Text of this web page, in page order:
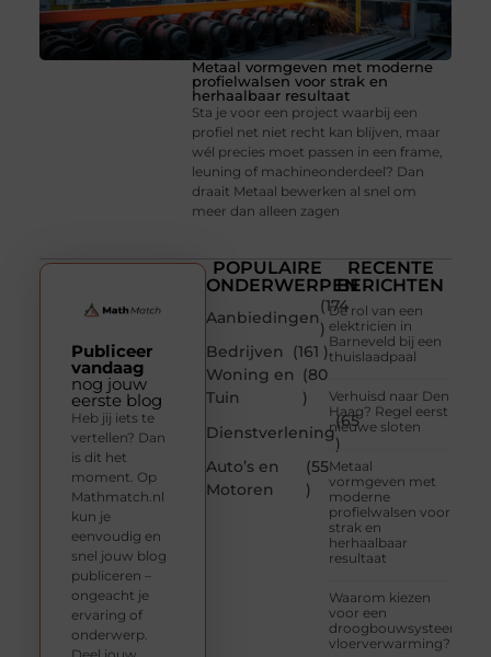
Metaal vormgeven met moderne
profielwalsen voor strak en
herhaalbaar resultaat
Sta je voor een project waarbij een
profiel net niet recht kan blijven, maar
wél precies moet passen in een frame,
leuning of machineonderdeel? Dan
draait Metaal bewerken al snel om
meer dan alleen zagen
POPULAIRE
ONDERWERPEN
Aanbiedingen
(174
)
Bedrijven
(161 )
Woning en
Tuin
(80
)
Dienstverlening
(65
)
Auto’s en
Motoren
(55
)
RECENTE
BERICHTEN
De rol van een
elektricien in
Barneveld bij een
thuislaadpaal
Verhuisd naar Den
Haag? Regel eerst
nieuwe sloten
Metaal
vormgeven met
moderne
profielwalsen voor
strak en
herhaalbaar
resultaat
Waarom kiezen
voor een
droogbouwsysteem
vloerverwarming?
Publiceer
vandaag
nog jouw
eerste blog
Heb jij iets te
vertellen? Dan
is dit het
moment. Op
Mathmatch.nl
kun je
eenvoudig en
snel jouw blog
publiceren –
ongeacht je
ervaring of
onderwerp.